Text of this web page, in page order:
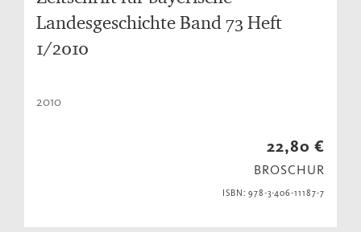
Landesgeschichte Band 73 Heft
1/2010
2010
22,80 €
BROSCHUR
ISBN: 978-3-406-11187-7